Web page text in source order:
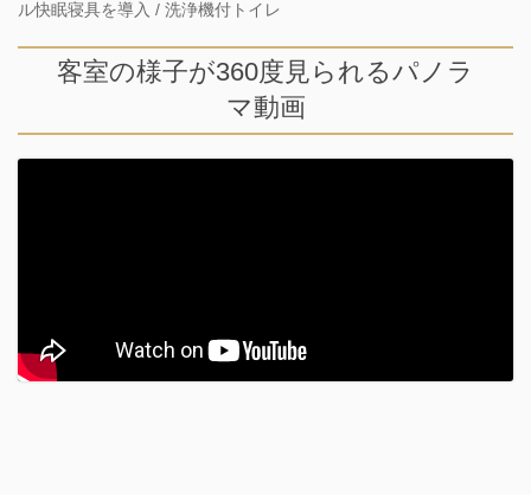
ル快眠寝具を導入 / 洗浄機付トイレ
客室の様子が360度見られるパノラ
マ動画